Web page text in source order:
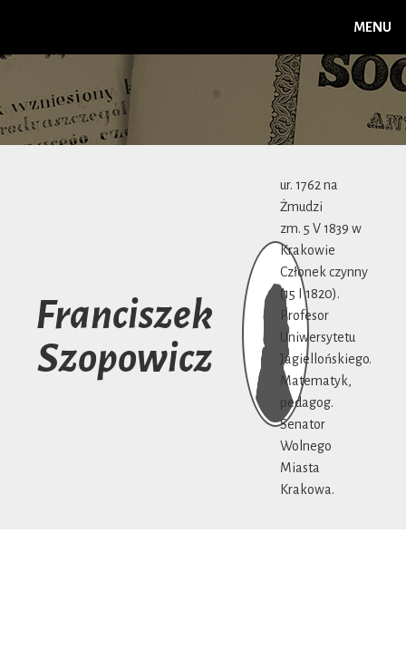
MENU
Franciszek
Szopowicz
ur. 1762 na
Żmudzi
zm. 5 V 1839 w
Krakowie
Członek czynny
(15 I 1820).
Profesor
Uniwersytetu
Jagiellońskiego.
Matematyk,
pedagog.
Senator
Wolnego
Miasta
Krakowa.